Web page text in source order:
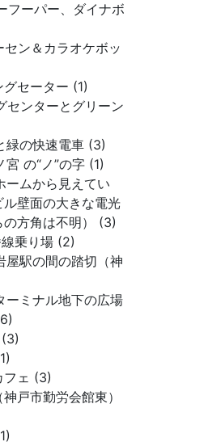
フーパー、ダイナボ
セン＆カラオケボッ
グセーター (1)
センターとグリーン
緑の快速電車 (3)
の“ノ”の字 (1)
ームから見えてい
壁面の大きな電光
方角は不明） (3)
乗り場 (2)
屋駅の間の踏切（神
ーミナル地下の広場
フェ (3)
戸市勤労会館東）